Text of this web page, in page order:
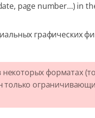
page number…​) in
графических
форматах
только